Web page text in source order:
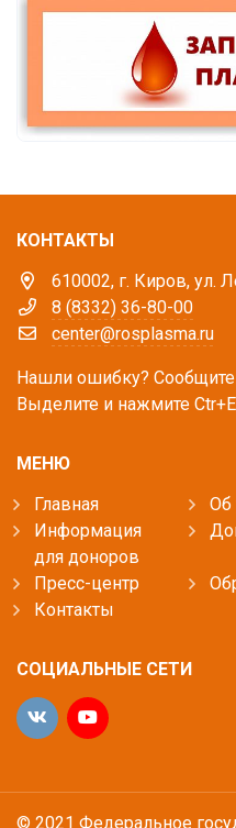
КОНТАКТЫ
610002, г. Киров, ул.
8 (8332) 36-80-00
center@rosplasma.ru
Нашли ошибку?
Выделите и нажмите
МЕНЮ
Главная
Об
Информация
для доноров
Пресс-центр
Контакты
СОЦИАЛЬНЫЕ СЕТИ
© 2021 Федеральное